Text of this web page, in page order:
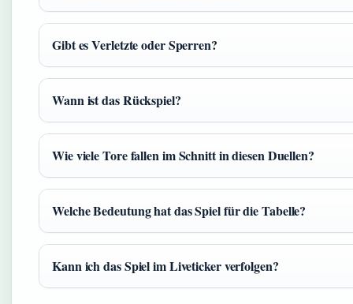
Gibt es Verletzte oder Sperren?
Wann ist das Rückspiel?
Wie viele Tore fallen im Schnitt in diesen Duellen?
Welche Bedeutung hat das Spiel für die Tabelle?
Kann ich das Spiel im Liveticker verfolgen?